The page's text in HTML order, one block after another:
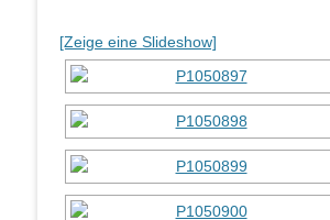
[Zeige eine Slideshow]